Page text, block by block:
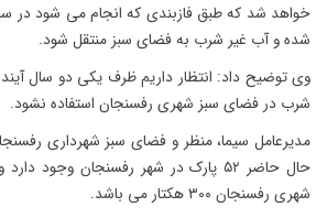
شده و آب غیر شرب به فضای سبز منتقل شود.
شرب در فضای سبز شهری رفسنجان استفاده نشود.
مدیرعامل سیما، منظر و فضای سبز شهرداری
حال حاضر ۵۲ پارک در شهر رفسنجان
شهری رفسنجان ۳۰۰ هکتار می باشد.